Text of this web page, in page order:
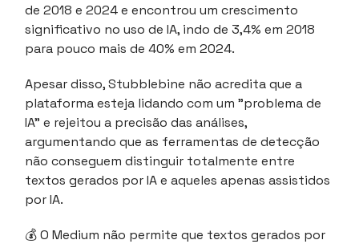
de 2018 e 2024 e encontrou um crescimento
significativo no uso de IA, indo de 3,4% em 2018
para pouco mais de 40% em 2024.
Apesar disso, Stubblebine não acredita que a
plataforma esteja lidando com um "problema de
IA" e rejeitou a precisão das análises,
argumentando que as ferramentas de detecção
não conseguem distinguir totalmente entre
textos gerados por IA e aqueles apenas assistidos
por IA.
💰 O Medium não permite que textos gerados por